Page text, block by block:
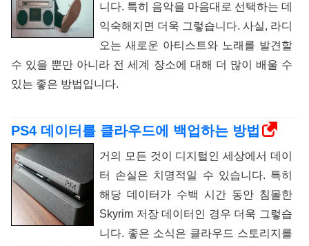
니다. 특히 음악을 마음대로 선택하는 데
익숙해지면 더욱 그렇습니다. 사실, 라디
오는 새로운 아티스트와 노래를 발견할
수 있을 뿐만 아니라 전 세계 장소에 대해 더 많이 배울 수
있는 좋은 방법입니다.
PS4 데이터를 클라우드에 백업하는 방법
거의 모든 것이 디지털인 세상에서 데이
터 손실은 치명적일 수 있습니다. 특히
해당 데이터가 수백 시간 동안 침몰한
Skyrim 저장 데이터인 경우 더욱 그렇습
니다. 좋은 소식은 클라우드 스토리지를